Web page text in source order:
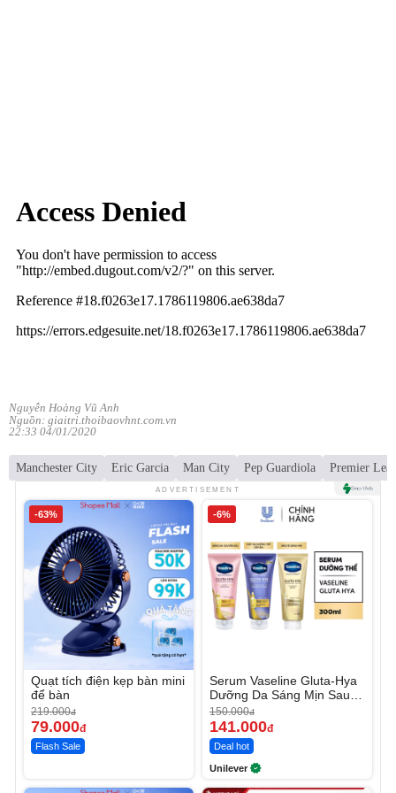
Nguyễn Hoàng Vũ Anh
Nguồn: giaitri.thoibaovhnt.com.vn
22:33 04/01/2020
Manchester City Eric Garcia Man City Pep Guardiola Premier
ADVERTISEMENT
-63%
Quạt tích điện kẹp bàn mini
để bàn
219.000đ
79.000đ
Flash Sale
-6%
Serum Vaseline Gluta-Hya
Dưỡng Da Sáng Mịn Sau 7
Ngày
150.000đ
141.000đ
Deal hot
Unilever